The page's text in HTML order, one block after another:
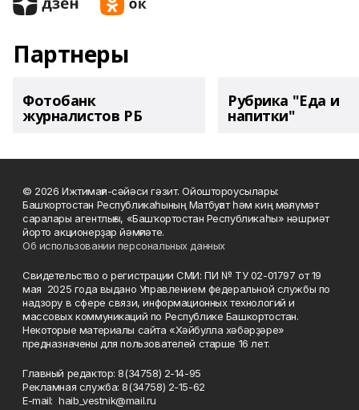
Партнеры
Фотобанк
журналистов РБ
Рубрика "Еда и
напитки"
© 2026 Ижтимағи-сәйәси гәзит. Ойоштороусылары:
Башҡортостан Республикаһының Матбуғат һәм киң мәғлүмәт
саралары агентлығы, «Башҡортостан Республикаһы» нәшриәт
йорто акционерҙар йәмғиәте.
Об использовании персональных данных
Свидетельство о регистрации СМИ: ПИ № ТУ 02-01797 от 19
мая 2025 года выдано Управлением федеральной службы по
надзору в сфере связи, информационных технологий и
массовых коммуникаций по Республике Башкортостан.
Некоторые материалы сайта «Хәйбулла хәбәрҙәре»
предназначены для пользователей старше 16 лет.
Главный редактор: 8(34758) 2-14-95
Рекламная служба: 8(34758) 2-15-62
Е-mаil: haib_vestnik@mail.ru